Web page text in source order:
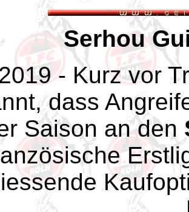
Serhou
- Kurz vor
dass
Saison an den